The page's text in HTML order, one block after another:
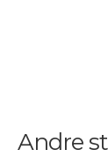
Andre